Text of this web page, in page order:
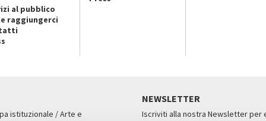
al pubblico
raggiungerci
istituzionale / Arte e
NEWSLETTER
Iscriviti alla nostra Newsletter per